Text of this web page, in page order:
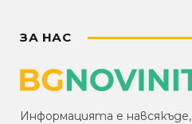
ЗА НАС
Информацията е навсякъде,